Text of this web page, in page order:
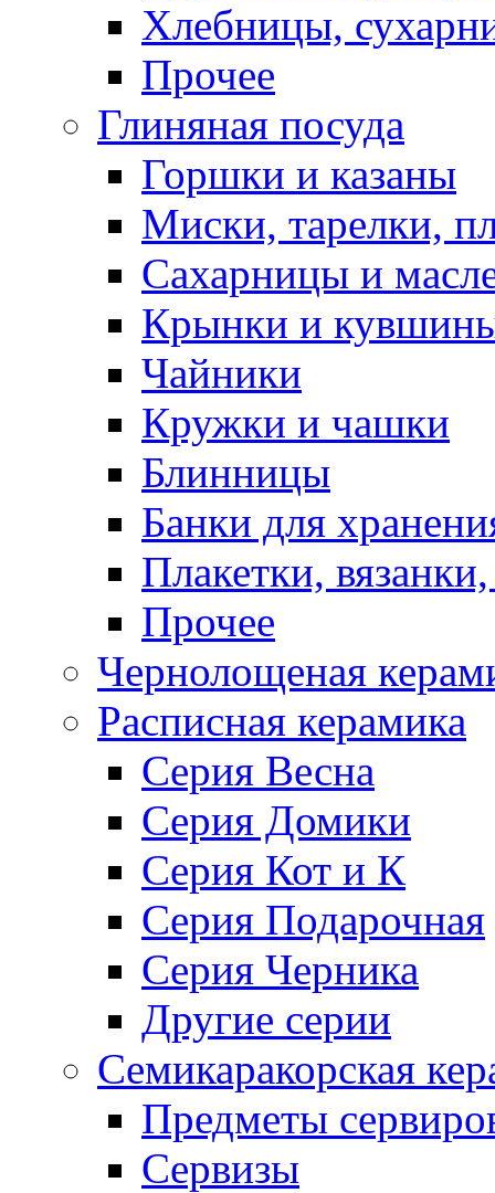
Хлебницы,
Прочее
Глиняная посуда
Горшки и казаны
Миски, тарелки,
Сахарницы и
Крынки и
Чайники
Кружки и чашки
Блинницы
Банки для
Плакетки,
Прочее
Чернолощеная
Расписная керамика
Серия Весна
Серия Домики
Серия Кот и К
Серия Подарочная
Серия Черника
Другие серии
Семикаракорская
Предметы
Сервизы